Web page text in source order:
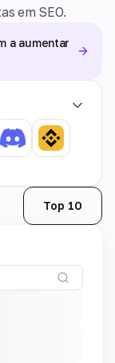
em SEO.
a aumentar
Top 10